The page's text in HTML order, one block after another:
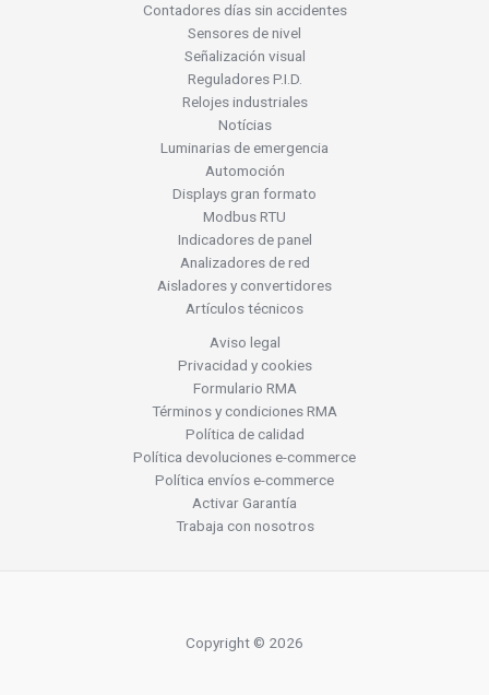
Contadores días sin accidentes
Sensores de nivel
Señalización visual
Reguladores P.I.D.
Relojes industriales
Notícias
Luminarias de emergencia
Automoción
Displays gran formato
Modbus RTU
Indicadores de panel
Analizadores de red
Aisladores y convertidores
Artículos técnicos
Aviso legal
Privacidad y cookies
Formulario RMA
Términos y condiciones RMA
Política de calidad
Política devoluciones e-commerce
Política envíos e-commerce
Activar Garantía
Trabaja con nosotros
Copyright © 2026